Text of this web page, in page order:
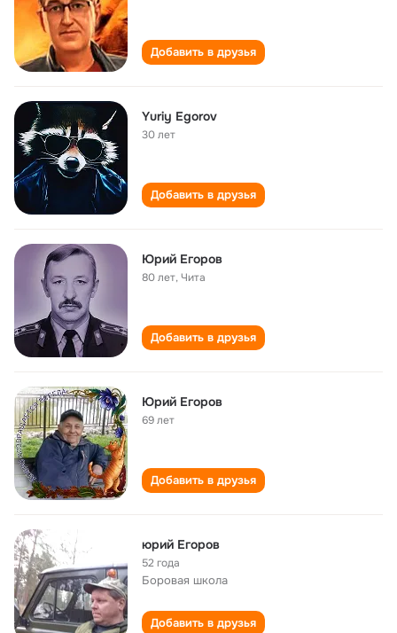
Добавить в друзья
Yuriy Egorov
30 лет
Добавить в друзья
Юрий Егоров
80 лет,Чита
Добавить в друзья
Юрий Егоров
69 лет
Добавить в друзья
юрий Егоров
52 года
Боровая школа
Добавить в друзья